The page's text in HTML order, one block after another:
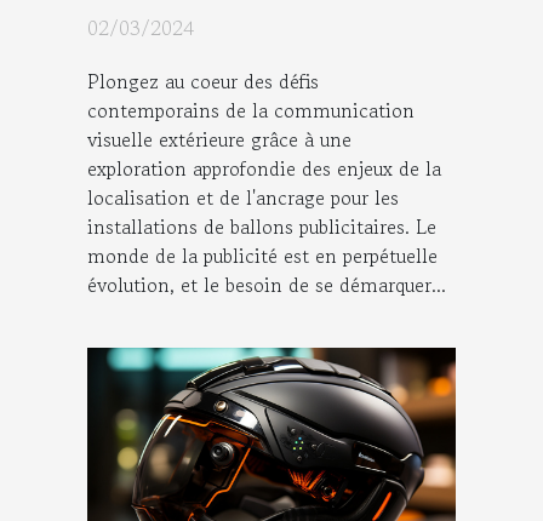
installations de ballons
02/03/2024
Plongez au coeur des défis
contemporains de la communication
visuelle extérieure grâce à une
exploration approfondie des enjeux de la
localisation et de l'ancrage pour les
installations de ballons publicitaires. Le
monde de la publicité est en perpétuelle
évolution, et le besoin de se démarquer...